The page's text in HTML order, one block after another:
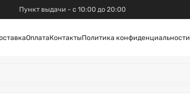
Пункт выдачи - с 10:00 до 20:00
ОплатаКонтактыПолитика конфиденциальности